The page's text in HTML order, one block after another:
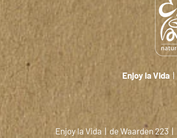
Enjoy la Vida |
Enjoy la Vida | de Waarden 223 |